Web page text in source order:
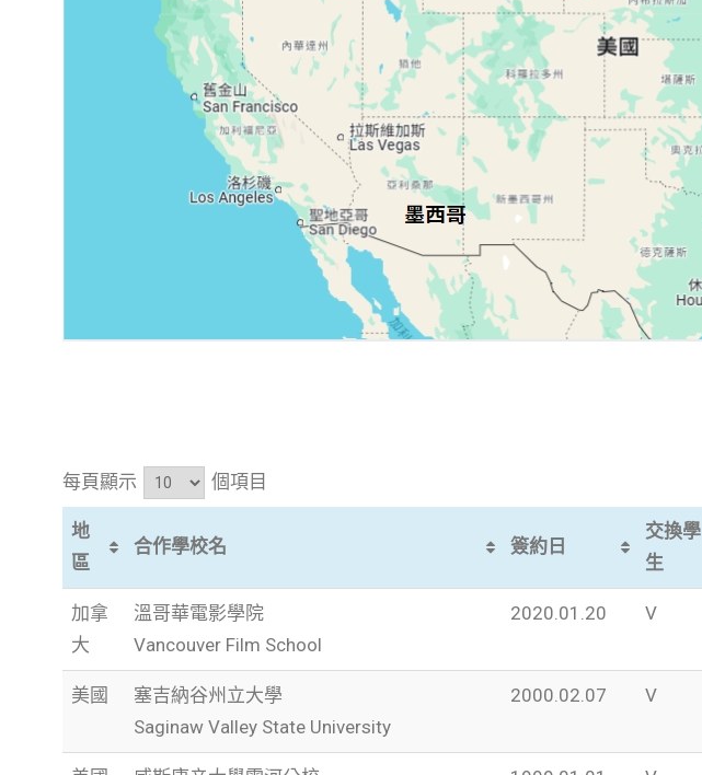
每頁顯示 個項目
地
區
合作學校名 簽約日
交換學
生
加拿
大
溫哥華電影學院
Vancouver Film School
2020.01.20 V
美國
塞吉納谷州立大學
Saginaw Valley State University
2000.02.07 V